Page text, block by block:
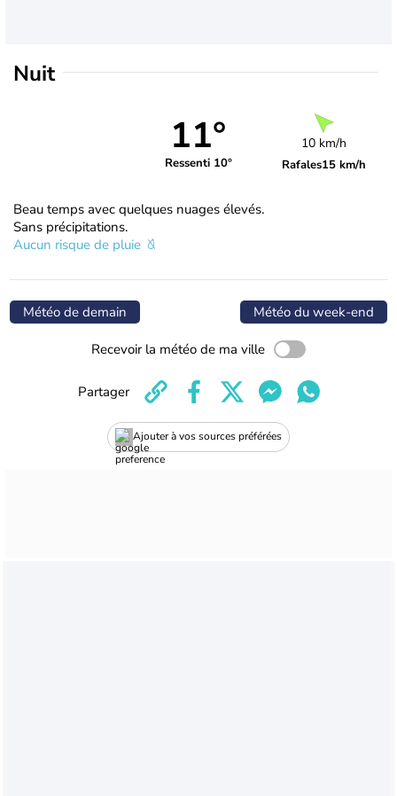
Nuit
11°
Ressenti 10°
10 km/h
Rafales15 km/h
Beau temps avec quelques nuages élevés.
Sans précipitations.
Aucun risque de pluie
Météo de demain Météo du week-end
Recevoir la météo de ma ville
Ajouter à vos sources préférées
Partager